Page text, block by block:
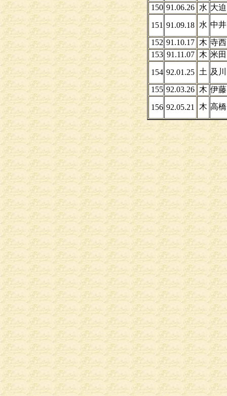
150 91.06.26 水 大
151 91.09.18 水 中
152 91.10.17 木 寺
153 91.11.07 木 米
154 92.01.25 土 及
155 92.03.26 木 伊
156 92.05.21 木 高